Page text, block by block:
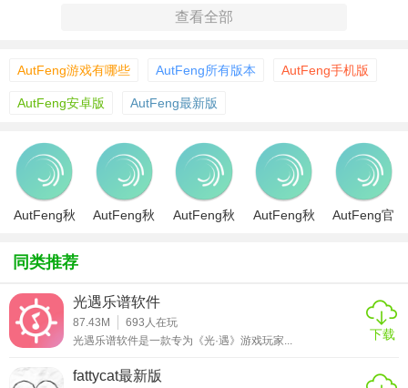
【AutFeng秋风正版功能】
1. 视频剪辑：支持对视频进行精确的裁剪、拼接、分割等操
作，还能添加转场效果，让视频过渡更加自然流畅。
度、饱和度，添加滤镜效果，进行图片裁剪、旋转等，让图
片更具艺术感。
3. 特效添加：内置大量精美的特效资源，包括文字特效、贴
个性化的特效元素。
查看全部
AutFeng游戏有哪些 AutFeng所有版本 AutFeng手机版
AutFeng安卓版 AutFeng最新版
AutFeng秋
AutFeng秋
AutFeng秋
AutFeng秋
AutFeng官
同类推荐
光遇乐谱软件
87.43M 693 人在玩
光遇乐谱软件是一款专为《光·遇》游戏玩家...
下载
fattycat最新版